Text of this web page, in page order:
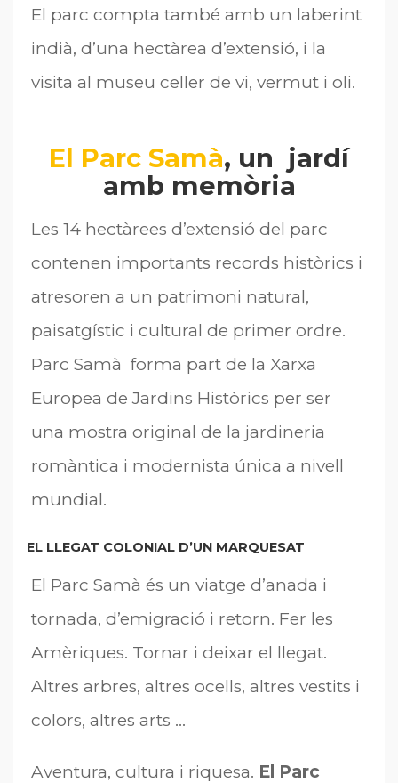
El parc compta també amb un laberint
indià, d’una hectàrea d’extensió, i la
visita al museu celler de vi, vermut i oli.
El Parc Samà, un jardí
amb memòria
Les 14 hectàrees d’extensió del parc
contenen importants records històrics i
atresoren a un patrimoni natural,
paisatgístic i cultural de primer ordre.
Parc Samà forma part de la Xarxa
Europea de Jardins Històrics per ser
una mostra original de la jardineria
romàntica i modernista única a nivell
mundial.
EL LLEGAT COLONIAL D’UN MARQUESAT
El Parc Samà és un viatge d’anada i
tornada, d’emigració i retorn. Fer les
Amèriques. Tornar i deixar el llegat.
Altres arbres, altres ocells, altres vestits i
colors, altres arts …
Aventura, cultura i riquesa. El Parc